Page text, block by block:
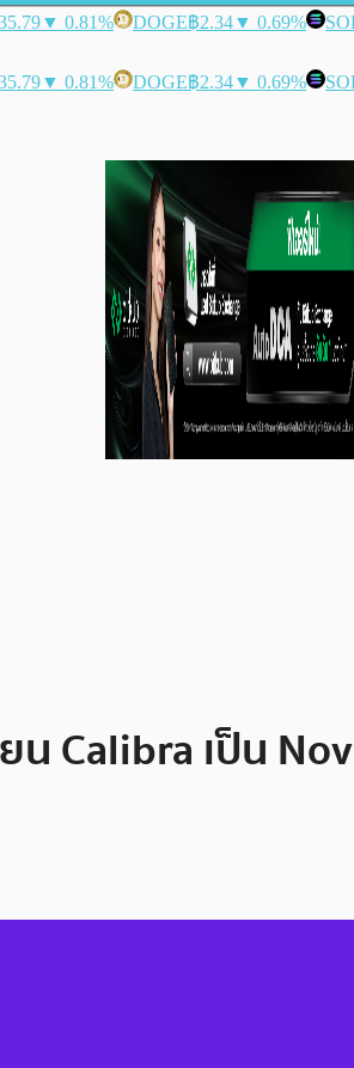
▼ 0.81% DOGE฿2.34▼ 0.69%
▼ 0.81% DOGE฿2.34▼ 0.69%
น Calibra เป็น